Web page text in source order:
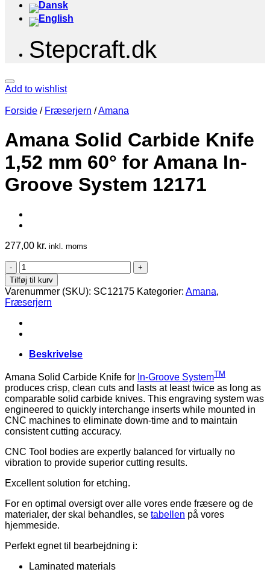
Stepcraft.dk
Add to wishlist
Forside / Fræserjern /Amana
Amana Solid Carbide Knife
1,52 mm 60° for Amana In-
Groove System 12171
277,00 kr. inkl. moms
Amana
Solid
Carbide
Knife
1,52
mm
60°
Amana
Groove
System
12171
antal
Tilføj til kurv
Varenummer (SKU): SC12175 Kategorier: Amana,
Fræserjern
Beskrivelse
Amana Solid Carbide Knife for In-Groove SystemTM
produces crisp, clean cuts and lasts at least twice as long as
comparable solid carbide knives. This engraving system was
engineered to quickly interchange inserts while mounted in
CNC machines to eliminate down-time and to maintain
consistent cutting accuracy.
CNC Tool bodies are expertly balanced for virtually no
vibration to provide superior cutting results.
Excellent solution for etching.
For en optimal oversigt over alle vores ende fræsere og de
materialer, der skal behandles, se tabellen på vores
hjemmeside.
Perfekt egnet til bearbejdning i:
Laminated materials